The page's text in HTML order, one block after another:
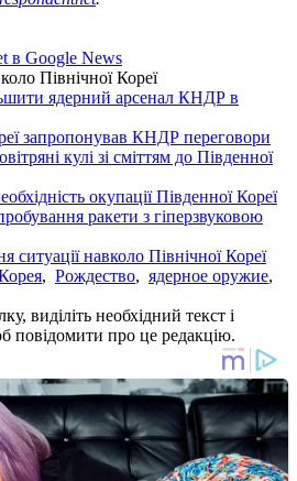
в Google News
Пiвнічної Кореї
ядерний арсенал КНДР в
запропонував КНДР переговори
кулі зі сміттям до Південної
окупації Південної Кореї
ракети з гіперзвуковою
ситуації навколо Пiвнічної Кореї
, Рождество, ядерное оружие,
виділіть необхідний текст і
повідомити про це редакцію.